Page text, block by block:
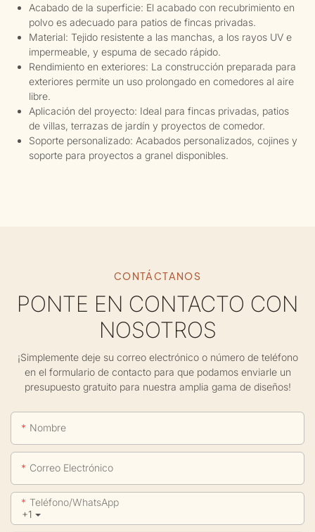
Acabado de la superficie: El acabado con recubrimiento en
polvo es adecuado para patios de fincas privadas.
Material: Tejido resistente a las manchas, a los rayos UV e
impermeable, y espuma de secado rápido.
Rendimiento en exteriores: La construcción preparada para
exteriores permite un uso prolongado en comedores al aire
libre.
Aplicación del proyecto: Ideal para fincas privadas, patios
de villas, terrazas de jardín y proyectos de comedor.
Soporte personalizado: Acabados personalizados, cojines y
soporte para proyectos a granel disponibles.
CONTÁCTANOS
PONTE EN CONTACTO CON
NOSOTROS
¡Simplemente deje su correo electrónico o número de teléfono
en el formulario de contacto para que podamos enviarle un
presupuesto gratuito para nuestra amplia gama de diseños!
Nombre
Correo Electrónico
+1
Teléfono/WhatsApp